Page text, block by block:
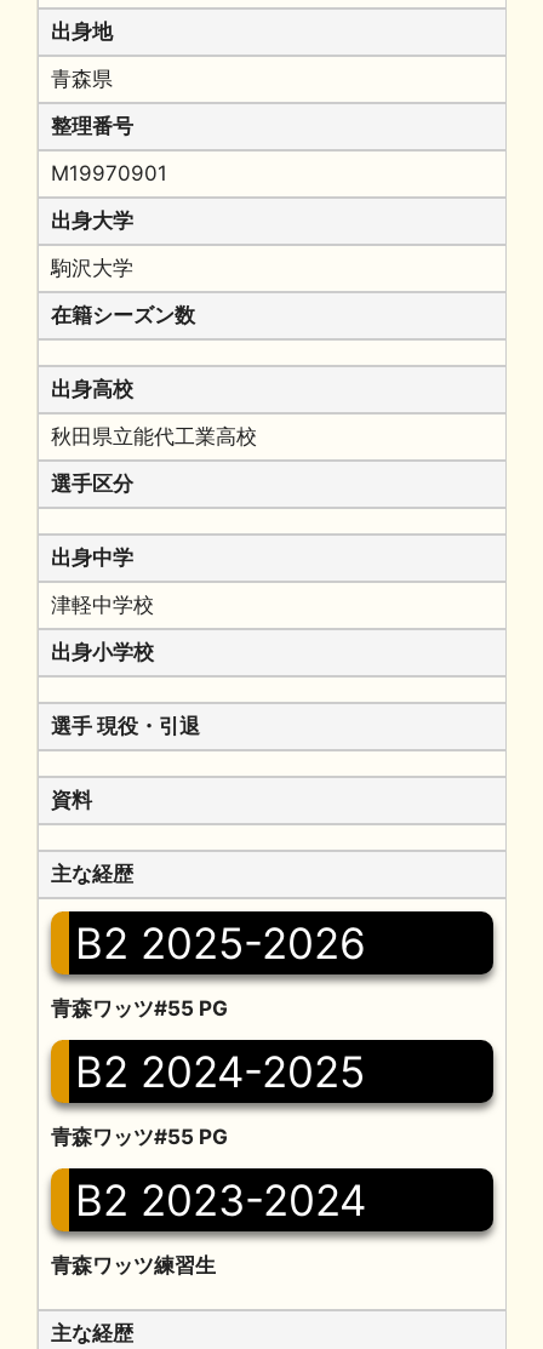
出身地
青森県
整理番号
M19970901
出身大学
駒沢大学
在籍シーズン数
出身高校
秋田県立能代工業高校
選手区分
出身中学
津軽中学校
出身小学校
選手 現役・引退
資料
主な経歴
B2 2025-2026
青森ワッツ#55 PG
B2 2024-2025
青森ワッツ#55 PG
B2 2023-2024
青森ワッツ練習生
主な経歴